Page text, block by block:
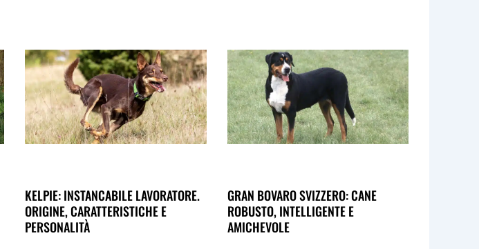
KELPIE: INSTANCABILE LAVORATORE.
ORIGINE, CARATTERISTICHE E
PERSONALITÀ
GRAN BOVARO SVIZZERO: CANE
ROBUSTO, INTELLIGENTE E
AMICHEVOLE